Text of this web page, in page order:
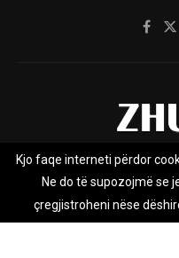
Rreth nesh
Zhurnal.mk është Agjenci e
Kjo faqe interneti përdor
Ne do të supozojmë se
çregjistroheni nëse